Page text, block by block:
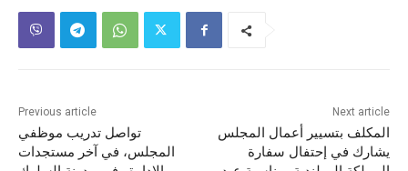
Previous article
تواصل تدريب موظفي
المجلس، في آخر مستجدات
Next article
المكلف بتسيير أعمال المجلس
يشارك في إحتفال سفارة